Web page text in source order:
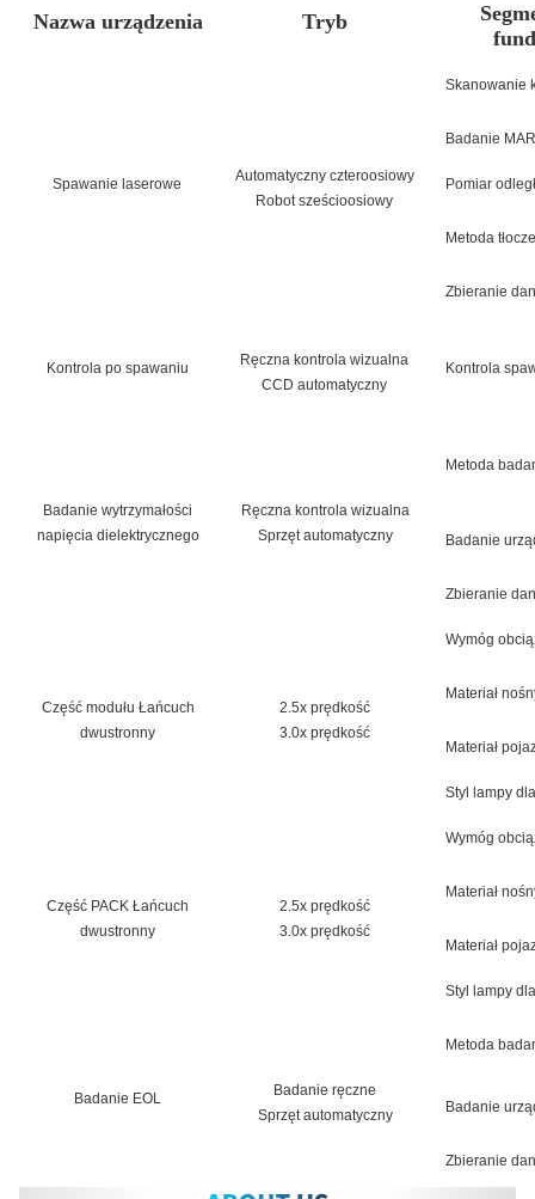
Nazwa urządzenia Tryb
Spawanie laserowe
Automatyczny czteroosiowy
Robot sześcioosiowy
Skanowanie
Badanie
Pomiar
Metoda
Zbieranie
Kontrola po spawaniu
Ręczna kontrola wizualna
CCD automatyczny
Kontrola
Badanie wytrzymałości
napięcia dielektrycznego
Ręczna kontrola wizualna
Sprzęt automatyczny
Metoda
Badanie
Zbieranie
Część modułu Łańcuch
dwustronny
2.5x prędkość
3.0x prędkość
Wymóg
Materiał
Materiał
Styl lampy
Część PACK Łańcuch
dwustronny
2.5x prędkość
3.0x prędkość
Wymóg
Materiał
Materiał
Styl lampy
Badanie EOL
Badanie ręczne
Sprzęt automatyczny
Metoda
Badanie
Zbieranie